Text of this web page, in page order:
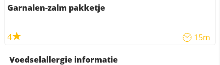
Garnalen-zalm pakketje
4 15m
Voedselallergie informatie